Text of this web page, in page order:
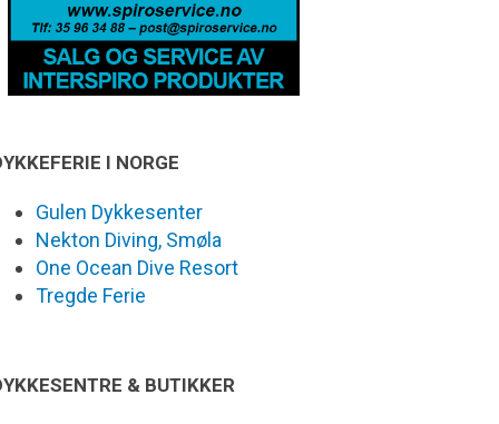
I NORGE
Gulen Dykkesenter
Nekton Diving, Smøla
One Ocean Dive Resort
Tregde Ferie
& BUTIKKER